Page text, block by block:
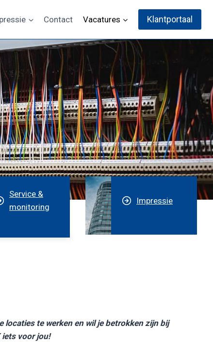
Contact Vacatures Klantportaal
Service &
monitoring
Impressie
locaties te werken en wil je betrokken zijn bij
iets voor jou!